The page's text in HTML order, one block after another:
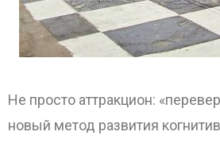
Не просто аттракцион:
новый метод развития